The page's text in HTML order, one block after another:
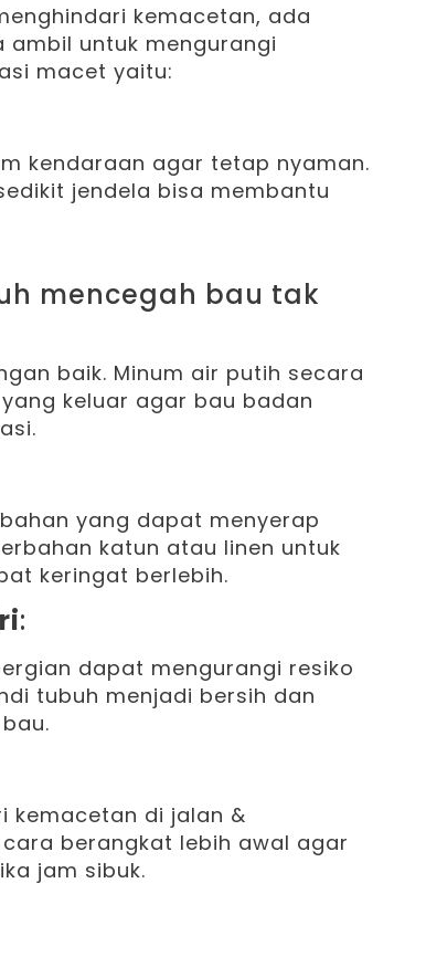
kemacetan, ada
untuk mengurangi
macet yaitu:
kendaraan agar tetap nyaman.
jendela bisa membantu
baik. Minum air putih secara
keluar agar bau badan
yang dapat menyerap
katun atau linen untuk
keringat berlebih.
:
dapat mengurangi resiko
tubuh menjadi bersih dan
kemacetan di jalan &
berangkat lebih awal agar
jam sibuk.